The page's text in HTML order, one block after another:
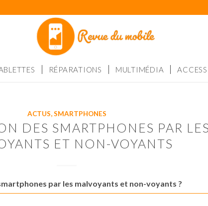
RÉPARATIONS MULTIMÉDIA
ACTUS,SMARTPHONES
DES SMARTPHONES PAR
ET NON-VOYANTS
par les malvoyants et non-voyants ?